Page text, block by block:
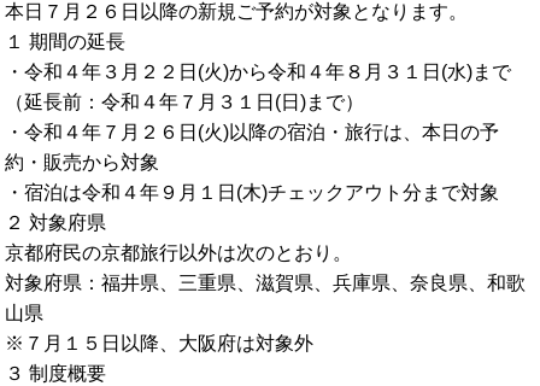
本日７月２６日以降の新規ご予約が対象となります。
１ 期間の延長
・令和４年３月２２日(火)から令和４年８月３１日(水)まで
（延長前：令和４年７月３１日(日)まで）
・令和４年７月２６日(火)以降の宿泊・旅行は、本日の予
約・販売から対象
・宿泊は令和４年９月１日(木)チェックアウト分まで対象
２ 対象府県
京都府民の京都旅行以外は次のとおり。
対象府県：福井県、三重県、滋賀県、兵庫県、奈良県、和歌
山県
※７月１５日以降、大阪府は対象外
３ 制度概要